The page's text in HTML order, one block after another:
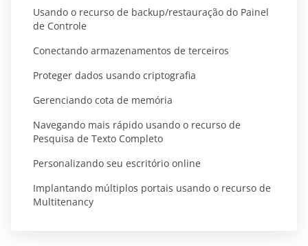
Usando o recurso de backup/restauração do Painel
de Controle
Conectando armazenamentos de terceiros
Proteger dados usando criptografia
Gerenciando cota de memória
Navegando mais rápido usando o recurso de
Pesquisa de Texto Completo
Personalizando seu escritório online
Implantando múltiplos portais usando o recurso de
Multitenancy